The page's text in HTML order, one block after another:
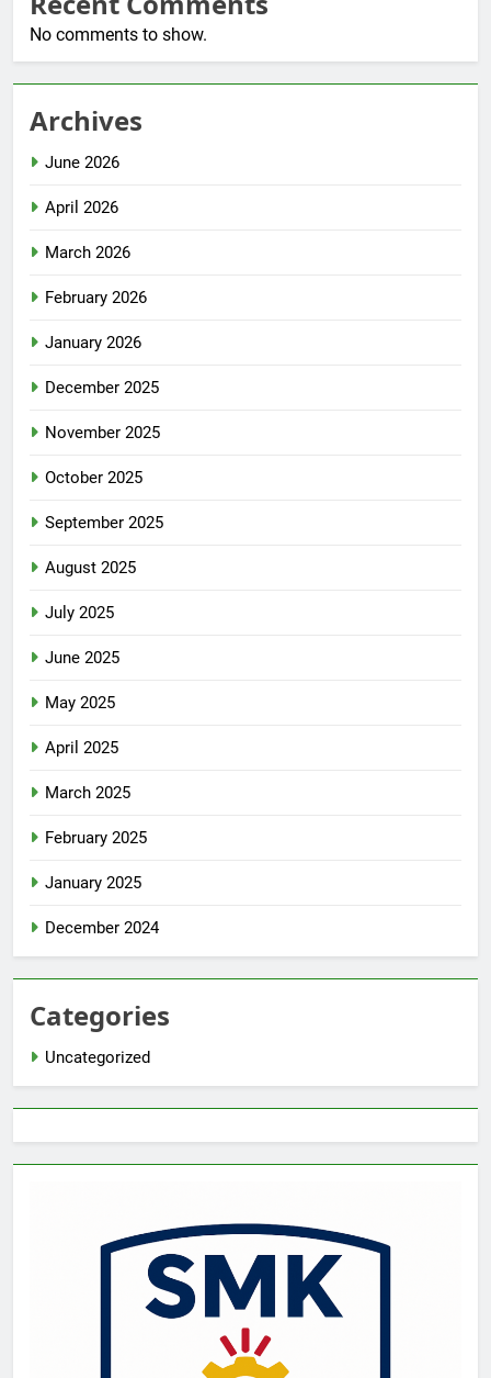
No comments to show.
Archives
June 2026
April 2026
March 2026
February 2026
January 2026
December 2025
November 2025
October 2025
September 2025
August 2025
July 2025
June 2025
May 2025
April 2025
March 2025
February 2025
January 2025
December 2024
Categories
Uncategorized